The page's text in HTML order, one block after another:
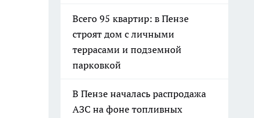
Всего 95 квартир: в Пензе
строят дом с личными
террасами и подземной
парковкой
В Пензе началась распродажа
АЗС на фоне топливных